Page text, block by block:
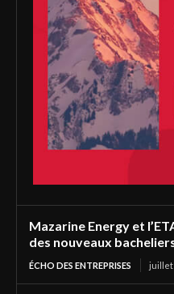
Mazarine Energy et
des nouveaux
ÉCHO DES ENTREPRISES juillet